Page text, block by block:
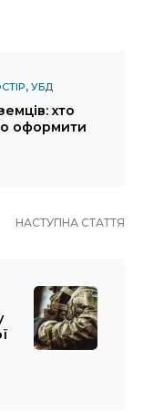
УБД
хто
оформити
НАСТУПНА СТАТТЯ